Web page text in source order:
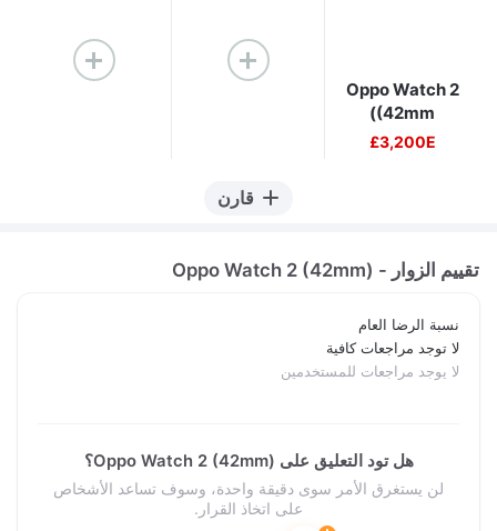
Oppo Watch 2
(42mm)
3,200E£
قارن
تقييم الزوار - Oppo Watch 2 (42mm)
نسبة الرضا العام
لا توجد مراجعات كافية
لا يوجد مراجعات للمستخدمين
هل تود التعليق على Oppo Watch 2 (42mm)؟
لن يستغرق الأمر سوى دقيقة واحدة، وسوف تساعد الأشخاص
على اتخاذ القرار.